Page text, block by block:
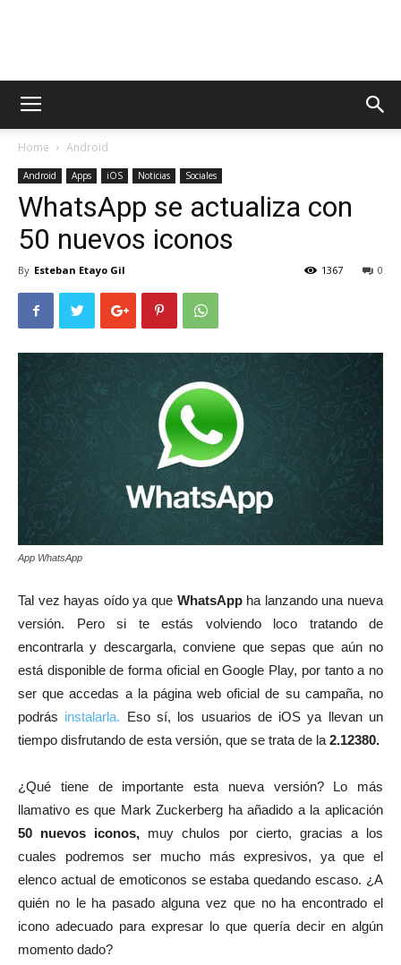
AppsTonic
Home Android
Android Apps iOS Noticias Sociales
WhatsApp se actualiza con
50 nuevos iconos
By Esteban Etayo Gil 0
1367
App WhatsApp
Tal vez hayas oído ya que WhatsAppha lanzando una nueva
versión. Pero si te estás volviendo loco tratando de
encontrarla y descargarla, conviene que sepas que aún no
está disponible de forma oficial en Google Play, por tanto a no
ser que accedas a la página web oficial de su campaña, no
podrás instalarla. Eso sí, los usuarios de iOS ya llevan un
tiempo disfrutando de esta versión, que se trata de la 2.12380.
¿Qué tiene de importante esta nueva versión? Lo más
llamativo es que Mark Zuckerberg ha añadido a la aplicación
50 nuevos iconos, muy chulos por cierto, gracias a los
cuales podremos ser mucho más expresivos, ya que el
elenco actual de emoticonos se estaba quedando escaso. ¿A
quién no le ha pasado alguna vez que no ha encontrado el
icono adecuado para expresar lo que quería decir en algún
momento dado?